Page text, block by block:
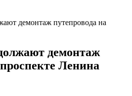
демонтаж путепровода на
демонтаж
Ленина